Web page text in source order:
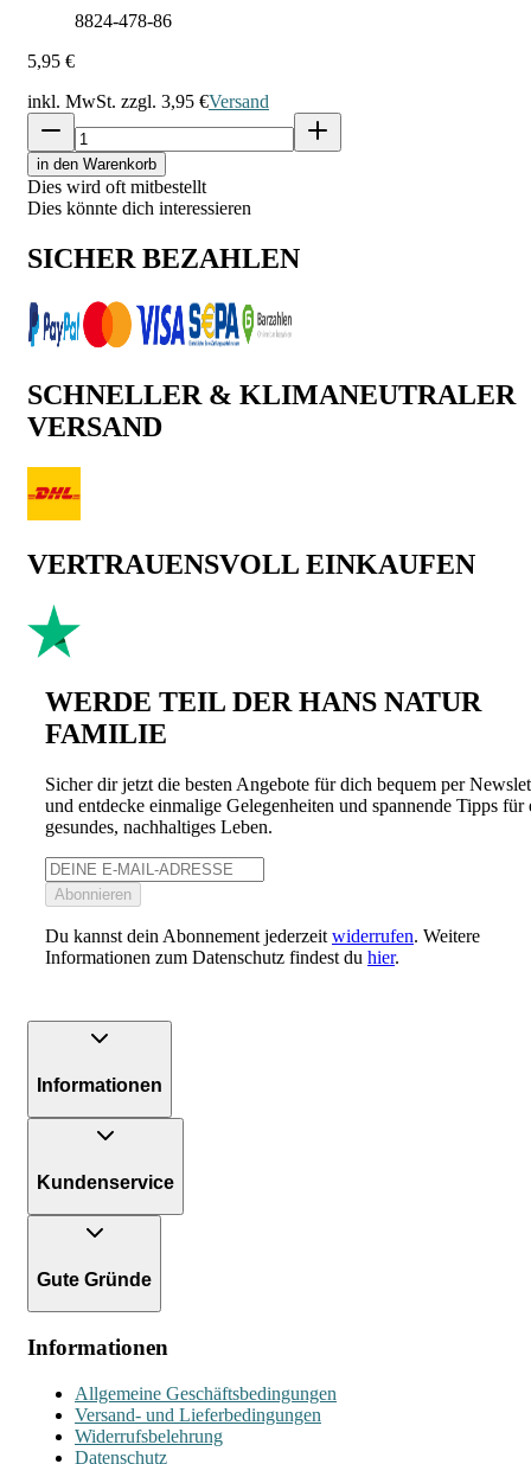
8824-478-86
5,95 €
inkl. MwSt. zzgl. 3,95 €Versand
in den Warenkorb
Dies wird oft mitbestellt
Dies könnte dich interessieren
SICHER BEZAHLEN
SCHNELLER & KLIMANEUTRALER
VERSAND
VERTRAUENSVOLL EINKAUFEN
WERDE TEIL DER HANS NATUR
FAMILIE
Sicher dir jetzt die besten Angebote für dich bequem per
und entdecke einmalige Gelegenheiten und spannende Tipps für
gesundes, nachhaltiges Leben.
Abonnieren
Du kannst dein Abonnement jederzeit widerrufen. Weitere
Informationen zum Datenschutz findest du hier.
Informationen
Kundenservice
Gute Gründe
Informationen
Allgemeine Geschäftsbedingungen
Versand- und Lieferbedingungen
Widerrufsbelehrung
Datenschutz